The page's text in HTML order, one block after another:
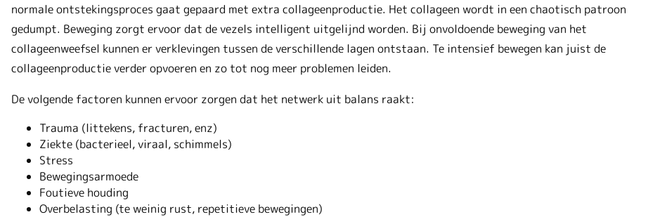
normale ontstekingsproces gaat gepaard met extra collageenproductie. Het collageen wordt in een chaotisch patroon
gedumpt. Beweging zorgt ervoor dat de vezels intelligent uitgelijnd worden. Bij onvoldoende beweging van het
collageenweefsel kunnen er verklevingen tussen de verschillende lagen ontstaan. Te intensief bewegen kan juist de
collageenproductie verder opvoeren en zo tot nog meer problemen leiden.
De volgende factoren kunnen ervoor zorgen dat het netwerk uit balans raakt:
Trauma (littekens, fracturen, enz)
Ziekte (bacterieel, viraal, schimmels)
Stress
Bewegingsarmoede
Foutieve houding
Overbelasting (te weinig rust, repetitieve bewegingen)